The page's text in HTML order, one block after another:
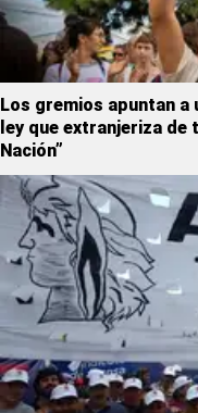
Los gremios apuntan
ley que extranjeriza
Nación”